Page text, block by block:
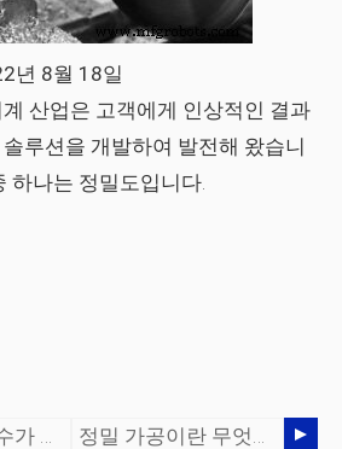
년 8월 18일
산업은 고객에게 인상적인 결과
루션을 개발하여 발전해 왔습니
하나는 정밀도입니다.
중장비 유지보수가 얼마나 중요한가요? 정밀 가공이란 무엇입니까?